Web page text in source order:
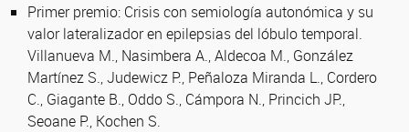
Primer premio: Crisis con semiología autonómica y su
valor lateralizador en epilepsias del lóbulo temporal.
Villanueva M., Nasimbera A., Aldecoa M., González
Martínez S., Judewicz P., Peñaloza Miranda L., Cordero
C., Giagante B., Oddo S., Cámpora N., Princich JP.,
Seoane P., Kochen S.